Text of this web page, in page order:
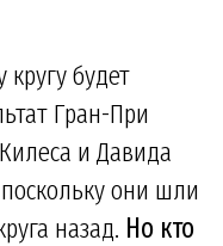
кругу будет
Гран-При
и Давида
они шли
назад. Но кто